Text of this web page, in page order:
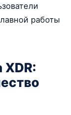
работы